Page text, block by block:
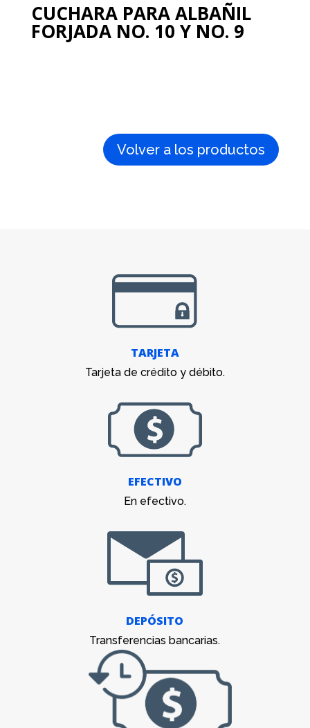
CUCHARA PARA ALBAÑIL
FORJADA NO. 10 Y NO. 9
Volver a los productos
TARJETA
Tarjeta de crédito y débito.
EFECTIVO
En efectivo.
DEPÓSITO
Transferencias bancarias.